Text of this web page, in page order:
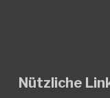
Nützliche